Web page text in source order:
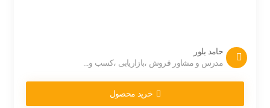
حامد بلور
مدرس و مشاور فروش ،بازاریابی ،کسب و...
خرید محصول